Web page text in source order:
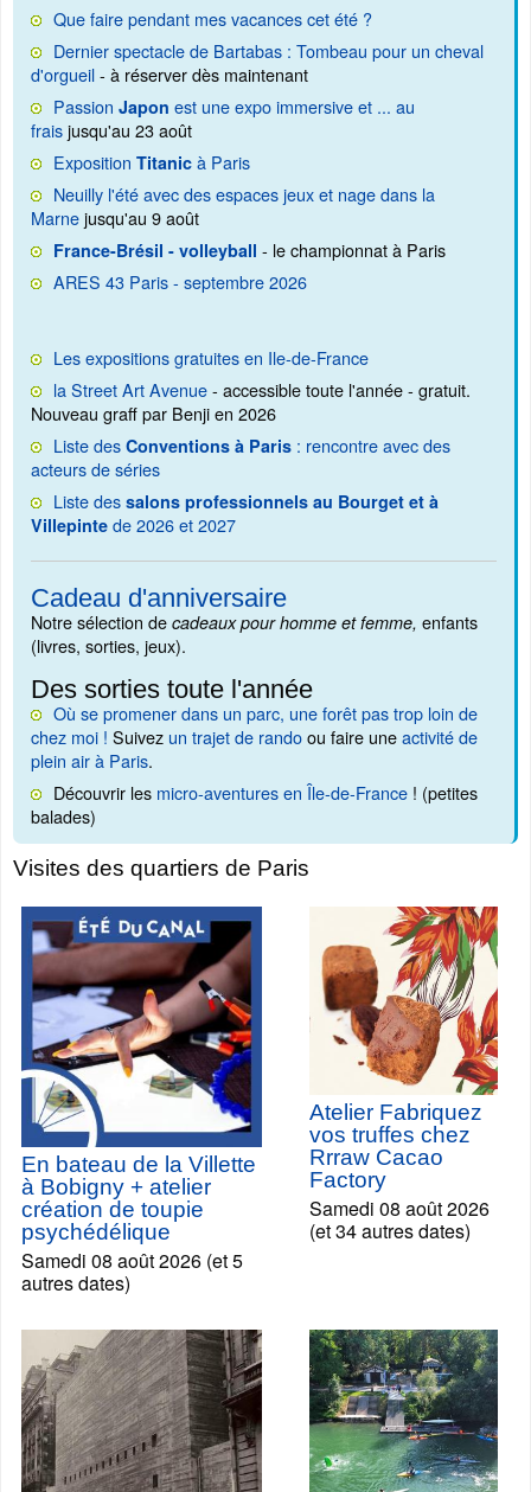
Que faire pendant mes vacances cet été ?
Dernier spectacle de Bartabas : Tombeau pour un cheval
d'orgueil- à réserver dès maintenant
Passion Japon est une expo immersive et ... au
fraisjusqu'au 23 août
Exposition Titanic à Paris
Neuilly l'été avec des espaces jeux et nage dans la
Marnejusqu'au 9 août
France-Brésil - volleyball - le championnat à Paris
ARES 43 Paris - septembre 2026
Les expositions gratuites en Ile-de-France
la Street Art Avenue- accessible toute l'année - gratuit.
Nouveau graff par Benji en 2026
Liste des Conventions à Paris : rencontre avec des
acteurs de séries
Liste des salons professionnels au Bourget et à
Villepinte de 2026 et 2027
Cadeau d'anniversaire
Notre sélection de cadeaux pour homme et femme, enfants
(livres, sorties, jeux).
Des sorties toute l'année
Où se promener dans un parc, une forêt pas trop loin de
chez moi ! Suivez un trajet de randoou faire uneactivité de
plein air à Paris.
Découvrir les micro-aventures en Île-de-France ! (petites
balades)
Visites des quartiers de Paris
En bateau de la Villette
à Bobigny + atelier
création de toupie
psychédélique
Samedi 08 août 2026 (et 5
autres dates)
Atelier Fabriquez
vos truffes chez
Rrraw Cacao
Factory
Samedi 08 août 2026
(et 34 autres dates)